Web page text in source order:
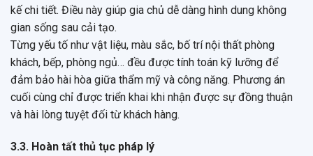
kế chi tiết. Điều này giúp gia chủ dễ dàng hình dung không
gian sống sau cải tạo.
Từng yếu tố như vật liệu, màu sắc, bố trí nội thất phòng
khách, bếp, phòng ngủ… đều được tính toán kỹ lưỡng để
đảm bảo hài hòa giữa thẩm mỹ và công năng. Phương án
cuối cùng chỉ được triển khai khi nhận được sự đồng thuận
và hài lòng tuyệt đối từ khách hàng.
3.3. Hoàn tất thủ tục pháp lý